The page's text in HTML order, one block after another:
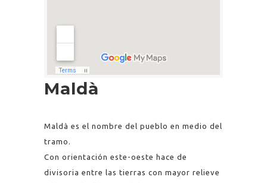
Maldà
Maldà es el nombre del pueblo en medio del
tramo.
Con orientación este-oeste hace de
divisoria entre las tierras con mayor relieve